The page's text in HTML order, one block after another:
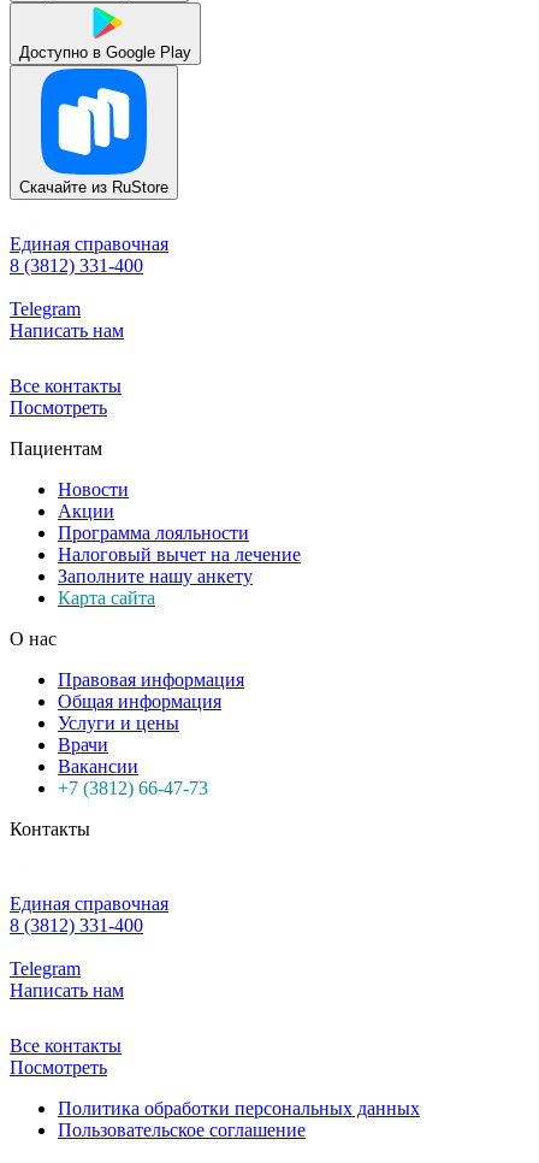
Доступно в Google Play
Скачайте из RuStore
Единая справочная
8 (3812) 331-400
Telegram
Написать нам
Все контакты
Посмотреть
Пациентам
Новости
Акции
Программа лояльности
Налоговый вычет на лечение
Заполните нашу анкету
Карта сайта
О нас
Правовая информация
Общая информация
Услуги и цены
Врачи
Вакансии
+7 (3812) 66-47-73
Контакты
Единая справочная
8 (3812) 331-400
Telegram
Написать нам
Все контакты
Посмотреть
Политика обработки персональных данных
Пользовательское соглашение